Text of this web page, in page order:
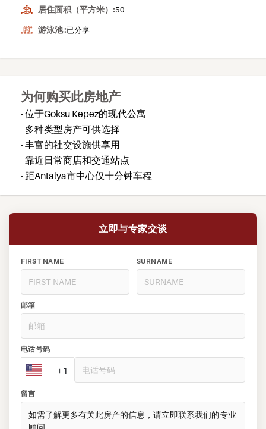
居住面积（平方米）:50
游泳池 :已分享
为何购买此房地产
- 位于Goksu Kepez的现代公寓
- 多种类型房产可供选择
- 丰富的社交设施供享用
- 靠近日常商店和交通站点
- 距Antalya市中心仅十分钟车程
立即与专家交谈
FIRST NAME SURNAME
邮箱
电话号码
+1
留言